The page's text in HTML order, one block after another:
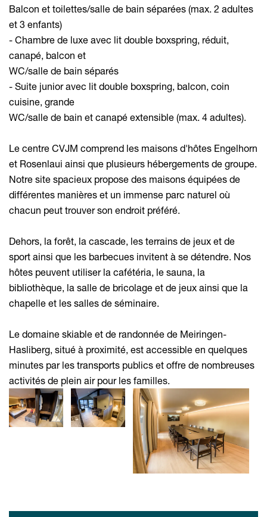
Balcon et toilettes/salle de bain séparées (max. 2 adultes
et 3 enfants)
- Chambre de luxe avec lit double boxspring, réduit,
canapé, balcon et
WC/salle de bain séparés
- Suite junior avec lit double boxspring, balcon, coin
cuisine, grande
WC/salle de bain et canapé extensible (max. 4 adultes).
Le centre CVJM comprend les maisons d'hôtes Engelhorn
et Rosenlaui ainsi que plusieurs hébergements de groupe.
Notre site spacieux propose des maisons équipées de
différentes manières et un immense parc naturel où
chacun peut trouver son endroit préféré.
Dehors, la forêt, la cascade, les terrains de jeux et de
sport ainsi que les barbecues invitent à se détendre. Nos
hôtes peuvent utiliser la cafétéria, le sauna, la
bibliothèque, la salle de bricolage et de jeux ainsi que la
chapelle et les salles de séminaire.
Le domaine skiable et de randonnée de Meiringen-
Hasliberg, situé à proximité, est accessible en quelques
minutes par les transports publics et offre de nombreuses
activités de plein air pour les familles.